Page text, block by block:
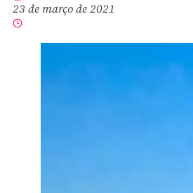
23 de março de 2021